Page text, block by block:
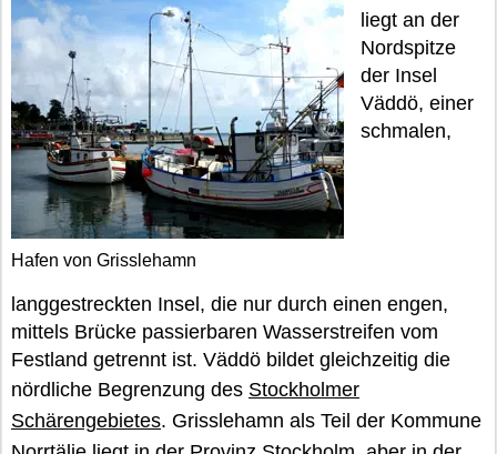
Hafen von Grisslehamn
liegt an der
Nordspitze
der Insel
Väddö, einer
schmalen,
langgestreckten Insel, die nur durch einen engen,
mittels Brücke passierbaren Wasserstreifen vom
Festland getrennt ist. Väddö bildet gleichzeitig die
nördliche Begrenzung des Stockholmer
Schärengebietes. Grisslehamn als Teil der Kommune